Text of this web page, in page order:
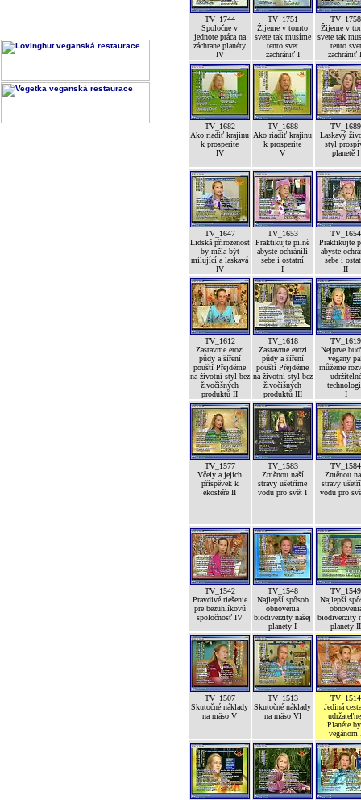
TV_1744
Spoločne v
jednote práca na
záchrane planéty
IV
TV_1751
Žijeme v tomto
svete tak musíme
tento svet
zachrániť I
TV_1758
Žijeme v
svete tak
tento svet
zachrániť
TV_1682
Ako riadiť krajinu
k prosperite
IV
TV_1688
Ako riadiť krajinu
k prosperite
V
TV_1689
Laskavý
styl
planetě I
TV_1647
Lidská přirozenost
by měla být
milující a laskavá
IV
TV_1653
Praktikujte pilně
abyste ochránili
sebe i ostatní
I
TV_1654
Praktikujte
abyste
sebe i
II
TV_1612
Zastavme erozi
půdy a šíření
pouští Přejděme
na životní styl bez
živočišných
produktů II
TV_1618
Zastavme erozi
půdy a šíření
pouští Přejděme
na životní styl bez
živočišných
produktů III
TV_1619
Nejprve
vegany
můžeme
udržitelné
I
TV_1577
Včely a jejich
příspěvek k
ekosféře II
TV_1583
Změnou naší
stravy ušetříme
vodu pro svět I
TV_1584
Změnou
stravy
vodu pro
TV_1542
Pravdivé riešenie
pre bezuhlíkovú
spoločnosť IV
TV_1548
Najlepší spôsob
obnovenia
biodiverzity našej
planéty I
TV_1549
Najlepší
biodiverzity
planéty II
TV_1507
Skutočné náklady
na mäso V
TV_1513
Skutočné náklady
na mäso VI
TV_1514
Jediná
Planéte
vegánom